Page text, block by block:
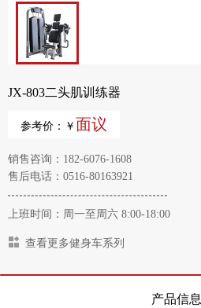
JX-803二头肌训练器
参考价：￥ 面议
销售咨询：182-6076-1608
售后电话：0516-80163921
上班时间：周一至周六 8:00-18:00
查看更多健身车系列
产品信息